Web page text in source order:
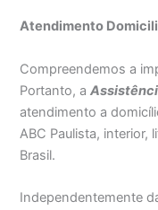
Atendimento
Compreendemos a
Portanto, a
atendimento a
ABC Paulista, interior,
Brasil.
Independentemente